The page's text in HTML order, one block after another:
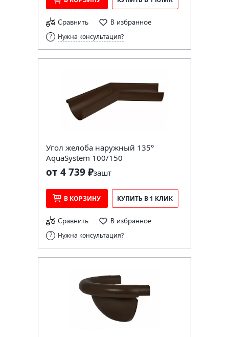
Сравнить В избранное
Нужна консультация?
Угол желоба наружный 135°
AquaSystem 100/150
от 4 739 ₽зашт
В КОРЗИНУ КУПИТЬ В 1 КЛИК
Сравнить В избранное
Нужна консультация?